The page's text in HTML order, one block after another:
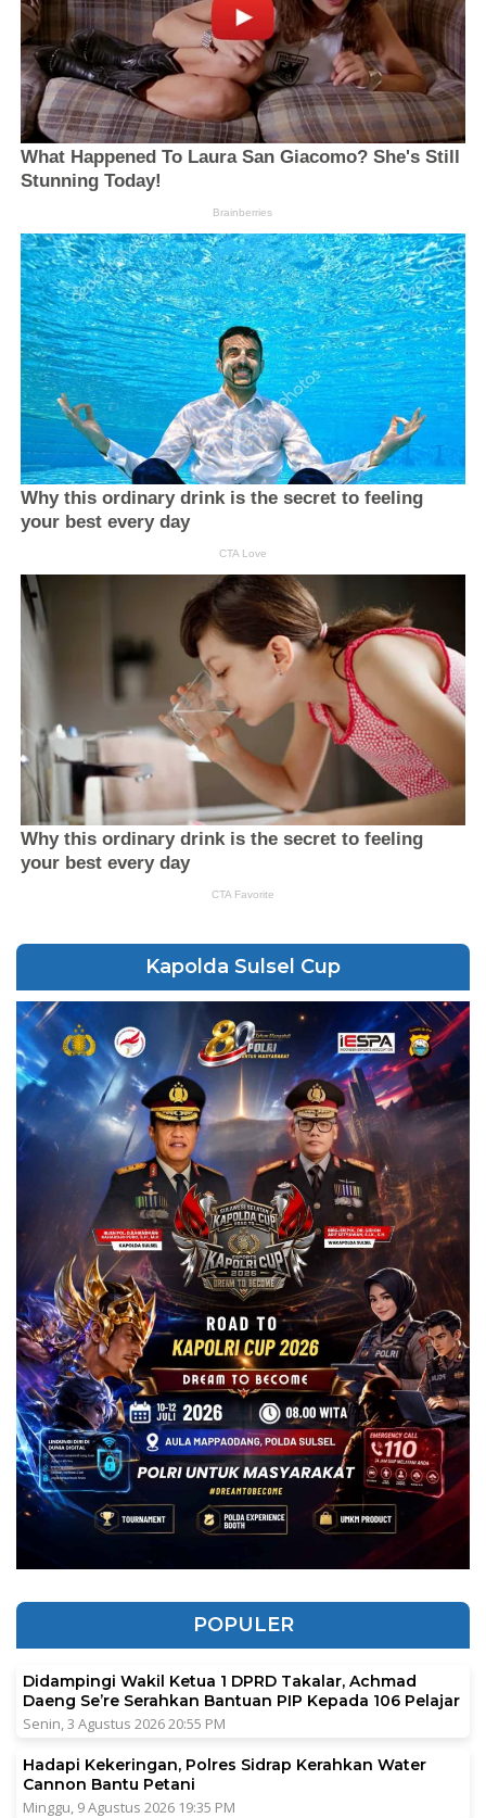
Kapolda Sulsel Cup
POPULER
Didampingi Wakil Ketua 1 DPRD Takalar, Achmad
Daeng Se’re Serahkan Bantuan PIP Kepada 106 Pelajar
Senin, 3 Agustus 2026 20:55 PM
Hadapi Kekeringan, Polres Sidrap Kerahkan Water
Cannon Bantu Petani
Minggu, 9 Agustus 2026 19:35 PM